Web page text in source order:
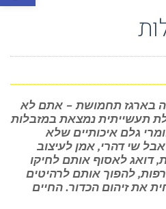
בארגז תחמושת – אתם לא
תעשייתית נמצאת במזבלות
גלם איכותיים שלא
שי דהרי, אמן לעיצוב
דואג לאסוף אותם לחיקו
להפוך אותם לרהיטים
את זיהום הכדור. החיים